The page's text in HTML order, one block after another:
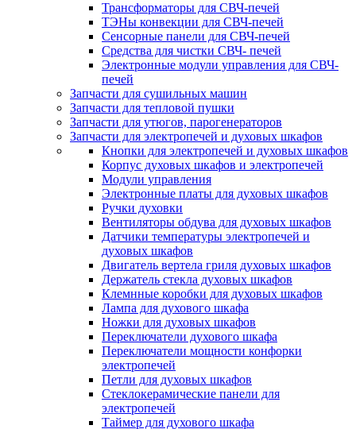
Трансформаторы для СВЧ-печей
ТЭНы конвекции для СВЧ-печей
Сенсорные панели для СВЧ-печей
Средства для чистки СВЧ- печей
Электронные модули управления для СВЧ-
печей
Запчасти для сушильных машин
Запчасти для тепловой пушки
Запчасти для утюгов, парогенераторов
Запчасти для электропечей и духовых шкафов
Кнопки для электропечей и духовых шкафов
Корпус духовых шкафов и электропечей
Модули управления
Электронные платы для духовых шкафов
Ручки духовки
Вентиляторы обдува для духовых шкафов
Датчики температуры электропечей и
духовых шкафов
Двигатель вертела гриля духовых шкафов
Держатель стекла духовых шкафов
Клемнные коробки для духовых шкафов
Лампа для духового шкафа
Ножки для духовых шкафов
Переключатели духового шкафа
Переключатели мощности конфорки
электропечей
Петли для духовых шкафов
Стеклокерамические панели для
электропечей
Таймер для духового шкафа